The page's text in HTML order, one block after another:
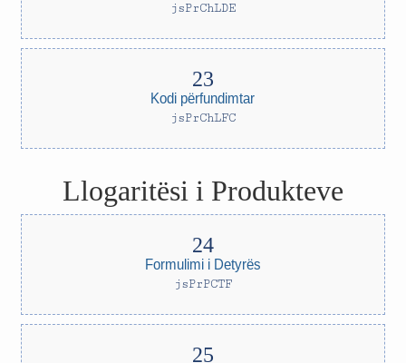
jsPrChLDE
Kodi përfundimtar
jsPrChLFC
Llogaritësi i Produkteve
Formulimi i Detyrës
jsPrPCTF